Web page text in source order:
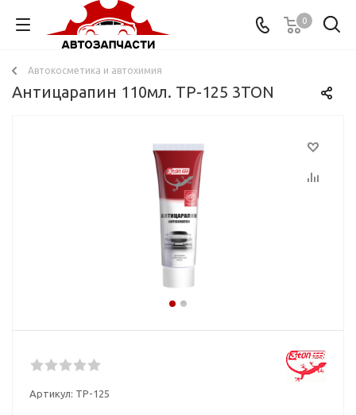
0
Автокосметика и автохимия
Антицарапин 110мл. ТР-125 3TON
Артикул: ТР-125